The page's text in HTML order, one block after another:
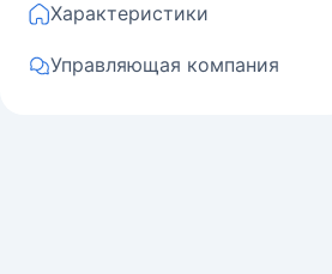
Характеристики
Управляющая компания